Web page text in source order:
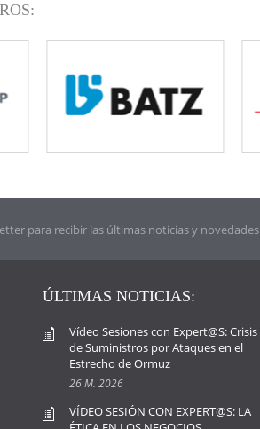
para recibir las últimas noticias y novedades
ÚLTIMAS NOTICIAS:
Vídeo Sesiones con Expert@S: Crisis
de Suministros por Ataques en el
Estrecho de Ormuz
26 M. 2026
VÍDEO SESIÓN CON EXPERT@S: LA